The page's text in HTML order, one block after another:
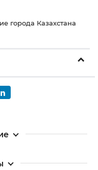
города Казахстана